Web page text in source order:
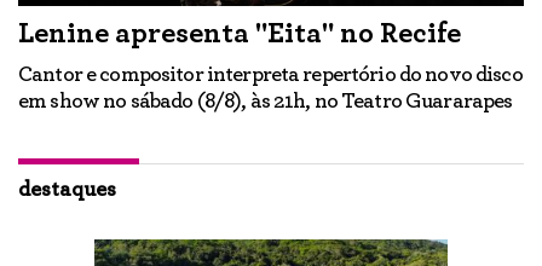
Lenine apresenta "Eita" no Recife
Cantor e compositor interpreta repertório do novo disco
em show no sábado (8/8), às 21h, no Teatro Guararapes
destaques